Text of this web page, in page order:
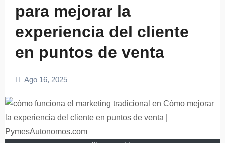
para mejorar la
experiencia del cliente
en puntos de venta
Ago 16, 2025